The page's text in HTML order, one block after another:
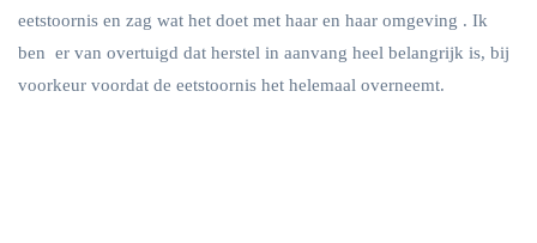
eetstoornis en zag wat het doet met haar en haar omgeving . Ik
ben er van overtuigd dat herstel in aanvang heel belangrijk is, bij
voorkeur voordat de eetstoornis het helemaal overneemt.